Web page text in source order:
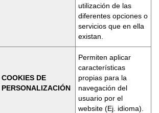
utilización de las
diferentes opciones o
servicios que en ella
existan.
COOKIES DE
PERSONALIZACIÓN
Permiten aplicar
características
propias para la
navegación del
usuario por el
website (Ej. idioma).